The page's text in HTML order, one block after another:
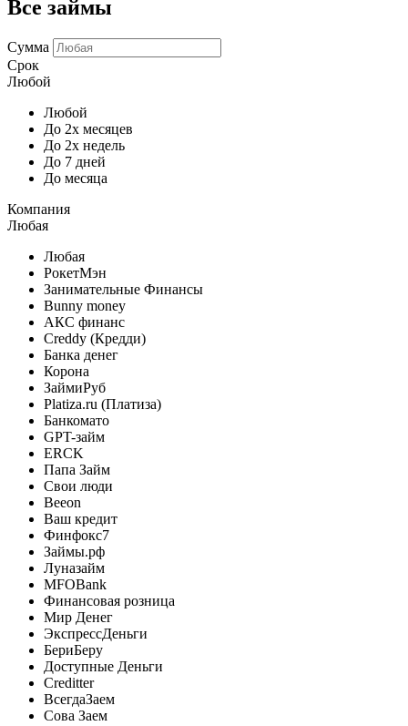
Все займы
Сумма
Срок
Любой
Любой
До 2х месяцев
До 2х недель
До 7 дней
До месяца
Компания
Любая
Любая
РокетМэн
Занимательные Финансы
Bunny money
АКС финанс
Creddy (Кредди)
Банка денег
Корона
ЗаймиРуб
Platiza.ru (Платиза)
Банкомато
GPT-займ
ERCK
Папа Займ
Свои люди
Beeon
Ваш кредит
Финфокс7
Займы.рф
Луназайм
MFOBank
Финансовая розница
Мир Денег
ЭкспрессДеньги
БериБеру
Доступные Деньги
Creditter
ВсегдаЗаем
Сова Заем